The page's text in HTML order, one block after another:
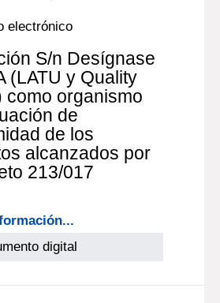
electrónico
S/n Desígnase
(LATU y Quality
como organismo
de
de los
alcanzados por
213/017